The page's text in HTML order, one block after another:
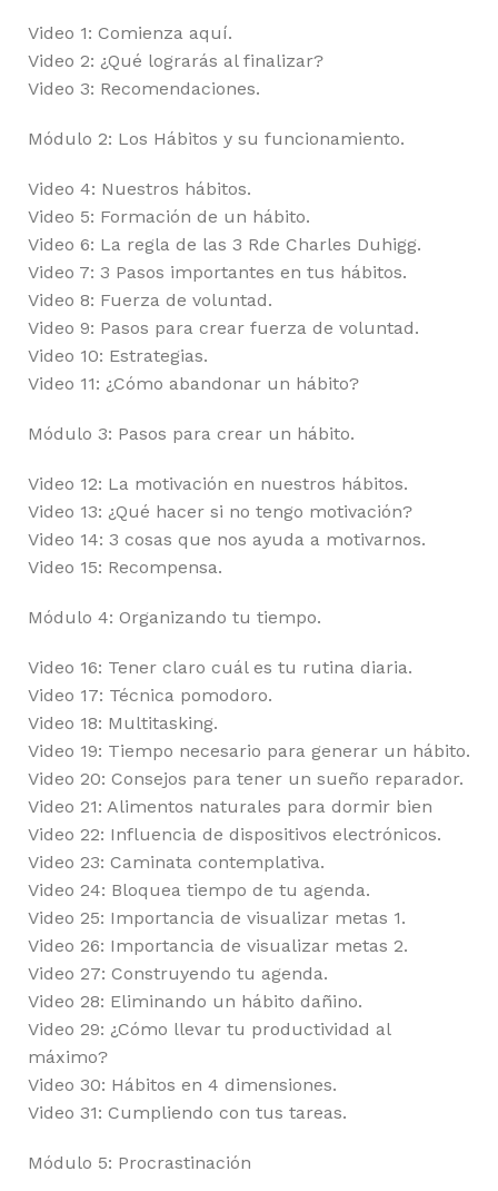
Video 1: Comienza aquí.
Video 2: ¿Qué lograrás al finalizar?
Video 3: Recomendaciones.
Módulo 2: Los Hábitos y su funcionamiento.
Video 4: Nuestros hábitos.
Video 5: Formación de un hábito.
Video 6: La regla de las 3 Rde Charles Duhigg.
Video 7: 3 Pasos importantes en tus hábitos.
Video 8: Fuerza de voluntad.
Video 9: Pasos para crear fuerza de voluntad.
Video 10: Estrategias.
Video 11: ¿Cómo abandonar un hábito?
Módulo 3: Pasos para crear un hábito.
Video 12: La motivación en nuestros hábitos.
Video 13: ¿Qué hacer si no tengo motivación?
Video 14: 3 cosas que nos ayuda a motivarnos.
Video 15: Recompensa.
Módulo 4: Organizando tu tiempo.
Video 16: Tener claro cuál es tu rutina diaria.
Video 17: Técnica pomodoro.
Video 18: Multitasking.
Video 19: Tiempo necesario para generar un hábito.
Video 20: Consejos para tener un sueño reparador.
Video 21: Alimentos naturales para dormir bien
Video 22: Influencia de dispositivos electrónicos.
Video 23: Caminata contemplativa.
Video 24: Bloquea tiempo de tu agenda.
Video 25: Importancia de visualizar metas 1.
Video 26: Importancia de visualizar metas 2.
Video 27: Construyendo tu agenda.
Video 28: Eliminando un hábito dañino.
Video 29: ¿Cómo llevar tu productividad al
máximo?
Video 30: Hábitos en 4 dimensiones.
Video 31: Cumpliendo con tus tareas.
Módulo 5: Procrastinación